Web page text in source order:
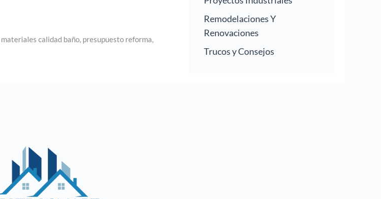
materiales calidad baño, presupuesto reforma,
Remodelaciones Y
Renovaciones
Trucos y Consejos